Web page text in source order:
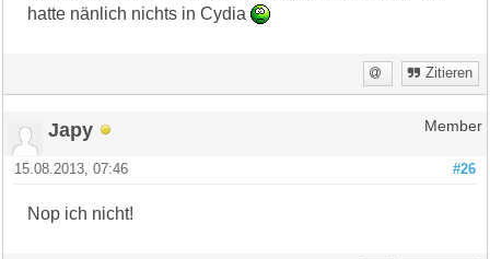
hatte nänlich nichts in Cydia
Zitieren
Japy Member
#26
15.08.2013, 07:46
Nop ich nicht!